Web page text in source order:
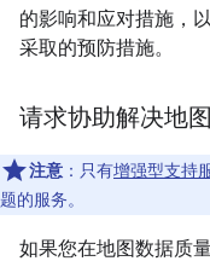
的影响和应对措施，
采取的预防措施。
请求协助解决地
注意 ：只有增强型支持
题的服务。
如果您在地图数据质